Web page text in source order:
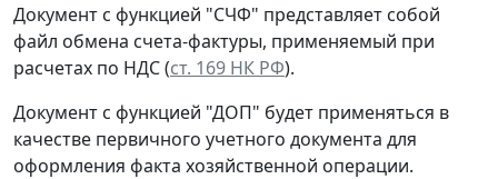
Документ с функцией "СЧФ" представляет собой
файл обмена счета-фактуры, применяемый при
расчетах по НДС (ст. 169 НК РФ).
Документ с функцией "ДОП" будет применяться в
качестве первичного учетного документа для
оформления факта хозяйственной операции.